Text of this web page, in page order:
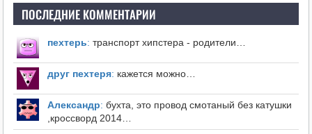
ПОСЛЕДНИЕ КОММЕНТАРИИ
пехтерь: транспорт хипстера - родители…
друг пехтеря: кажется можно…
Александр: бухта, это провод смотаный без катушки
,кроссворд 2014…